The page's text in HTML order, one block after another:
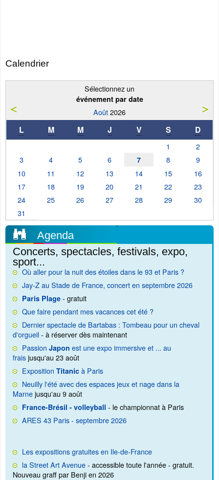
Calendrier
Sélectionnez un
événement par date
Août2026
L M M J V S D
1
2
3
4 5 6 7 8
9
10
11 12 13 14 15
16
17
18 19 20 21 22
23
24
25 26 27 28 29
30
31
Agenda
Concerts, spectacles, festivals, expo,
sport...
Où aller pour la nuit des étoiles dans le 93 et Paris ?
Jay-Z au Stade de France, concert en septembre 2026
Paris Plage - gratuit
Que faire pendant mes vacances cet été ?
Dernier spectacle de Bartabas : Tombeau pour un cheval
d'orgueil- à réserver dès maintenant
Passion Japon est une expo immersive et ... au
fraisjusqu'au 23 août
Exposition Titanic à Paris
Neuilly l'été avec des espaces jeux et nage dans la
Marnejusqu'au 9 août
France-Brésil - volleyball - le championnat à Paris
ARES 43 Paris - septembre 2026
Les expositions gratuites en Ile-de-France
la Street Art Avenue- accessible toute l'année - gratuit.
Nouveau graff par Benji en 2026